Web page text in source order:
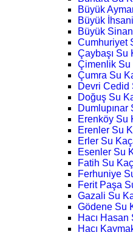
Büyük
Büyük
Büyük
Cumhuriyet
Çaybaşı Su
Çimenlik Su
Çumra Su
Devri Cedid
Doğuş Su
Dumlupınar
Erenköy Su
Erenler Su
Erler Su
Esenler Su
Fatih Su
Ferhuniye
Ferit Paşa
Gazali Su
Gödene Su
Hacı Hasan
Hacı